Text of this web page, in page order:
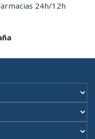
24h/12h